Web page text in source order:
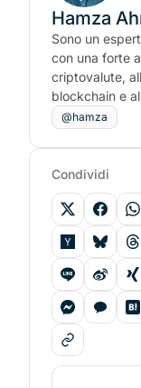
Hamza
Sono un
con una forte
criptovalute,
blockchain e
@hamza
Condividi